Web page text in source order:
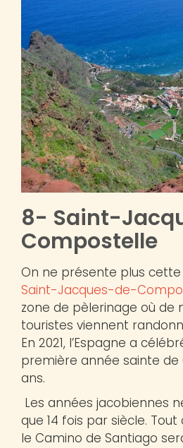
8- Saint-
Compostelle
On ne présente plus cette
Saint-Jacques-de-
zone de pèlerinage où de
touristes viennent
En 2021, l’Espagne a
première année sainte de
ans.
Les années jacobiennes
que 14 fois par siècle.
le Camino de Santiago